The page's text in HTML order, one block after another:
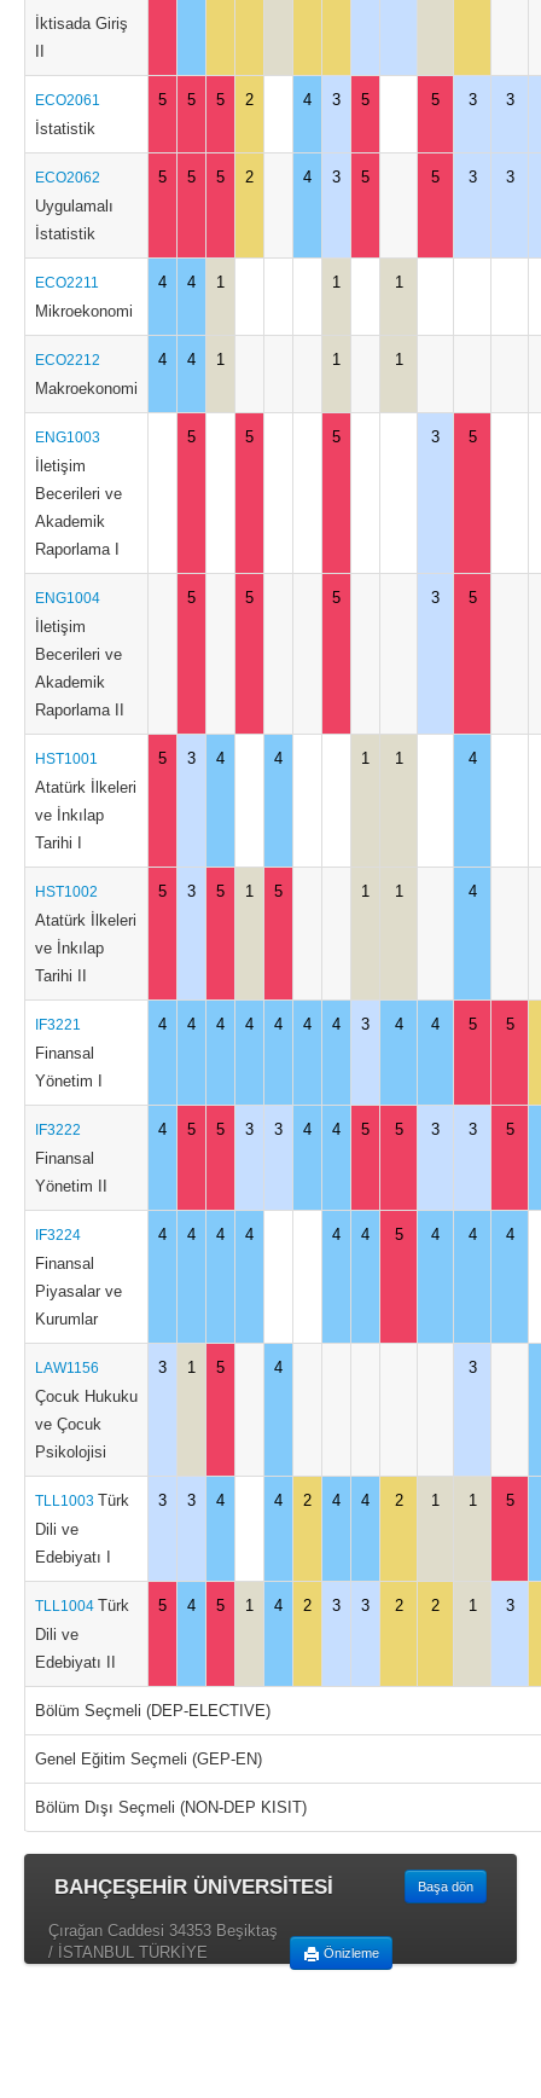
İktisada Giriş
ECO2061
İstatistik
5 5 5 2 4 3 5 5 3 3
ECO2062
Uygulamalı
İstatistik
5 5 5 2 4 3 5 5 3 3
ECO2211
Mikroekonomi
4 4 1 1 1
ECO2212
Makroekonomi
4 4 1 1 1
ENG1003
İletişim
Becerileri ve
Akademik
Raporlama I
5 5 5 3 5
ENG1004
İletişim
Becerileri ve
Akademik
Raporlama II
5 5 5 3 5
HST1001
Atatürk İlkeleri
ve İnkılap
Tarihi I
5 3 4 4 1 1 4
HST1002
Atatürk İlkeleri
ve İnkılap
Tarihi II
5 3 5 1 5 1 1 4
IF3221
Finansal
Yönetim I
4 4 4 4 4 4 4 3 4 4 5 5
IF3222
Finansal
Yönetim II
4 5 5 3 3 4 4 5 5 3 3 5
IF3224
Finansal
Piyasalar ve
Kurumlar
4 4 4 4 4 4 5 4 4 4
LAW1156
Çocuk Hukuku
ve Çocuk
Psikolojisi
3 1 5 4 3
TLL1003 Türk
Dili ve
Edebiyatı I
3 3 4 4 2 4 4 2 1 1 5
TLL1004 Türk
Dili ve
Edebiyatı II
5 4 5 1 4 2 3 3 2 2 1 3
Bölüm Seçmeli (DEP-ELECTIVE)
Genel Eğitim Seçmeli (GEP-EN)
Bölüm Dışı Seçmeli (NON-DEP KISIT)
BAHÇEŞEHİR ÜNİVERSİTESİ Başa dön
Önizleme
Çırağan Caddesi 34353 Beşiktaş
/ İSTANBUL TÜRKİYE